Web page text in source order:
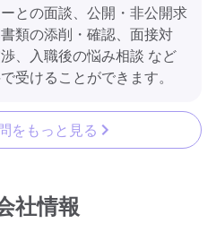
との面談、公開・非公開求
類の添削・確認、面接対
、入職後の悩み相談 など
受けることができます。
をもっと見る
社情報